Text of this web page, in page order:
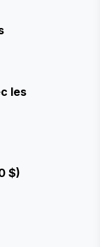
les
$)